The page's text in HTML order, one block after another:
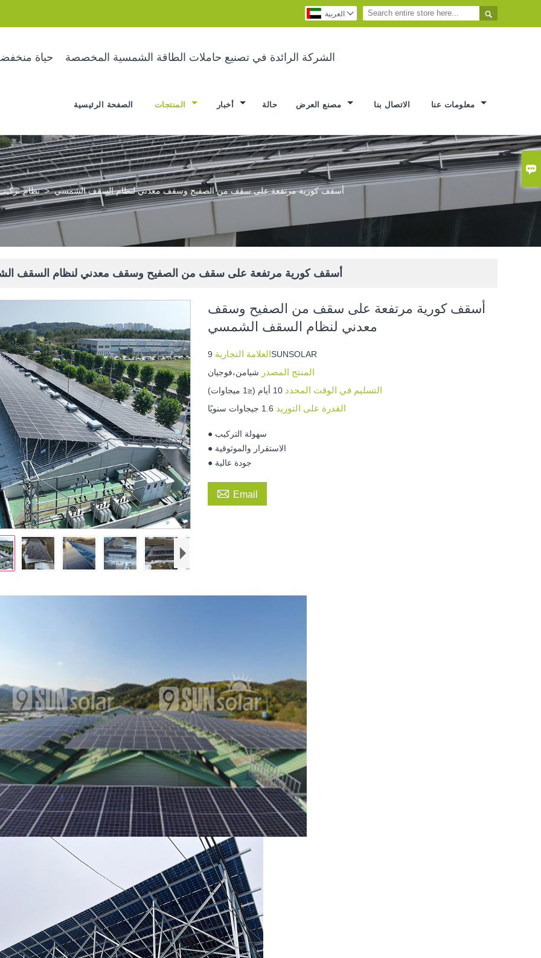

 العربية 
حياة الشركة الرائدة في تصنيع حاملات الطاقة الشمسية المخصصة
الصفحة الرئيسية حالة الاتصال بنا
نظام > أسقف كورية مرتفعة على سقف من الصفيح وسقف معدني لنظام السقف الشمسي
أسقف كورية مرتفعة على سقف من الصفيح وسقف معدني لنظام السقف
أسقف كورية مرتفعة على سقف من الصفيح وسقف
معدني لنظام السقف الشمسي
العلامة التجارية9SUNSOLAR
المنتج المصدر شيامن،فوجيان
التسليم في الوقت المحدد 10 أيام (≤1 ميجاوات)
القدرة على التوريد 1.6 جيجاوات سنويًا
● سهولة التركيب
● الاستقرار والموثوقية
● جودة عالية
 Email